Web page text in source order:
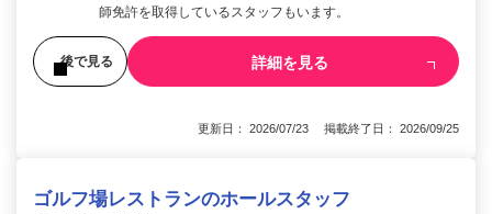
師免許を取得しているスタッフもいます。
後で見る 詳細を見る
更新日： 2026/07/23 掲載終了日： 2026/09/25
ゴルフ場レストランのホールスタッフ